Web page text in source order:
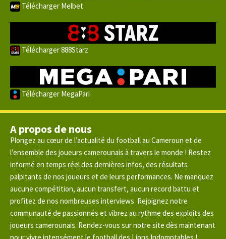
Télécharger Melbet
Télécharger 888Starz
Télécharger MegaPari
A propos de nous
Plongez au cœur de l’actualité du football au Cameroun et de
l’ensemble des joueurs camerounais à travers le monde ! Restez
informé en temps réel des dernières infos, des résultats
palpitants de nos joueurs et de leurs performances. Ne manquez
aucune compétition, aucun transfert, aucun record battu et
profitez de nos nombreuses interviews. Rejoignez notre
communauté de passionnés et vibrez au rythme des exploits des
joueurs camerounais. Rendez-vous sur notre site dès maintenant